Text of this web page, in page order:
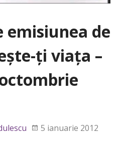
de
ţi viaţa –
5 ianuarie 2012